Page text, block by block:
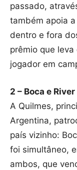
passado,
também apoia
dentro e fora
prêmio que
jogador em
2 – Boca e River
A Quilmes,
Argentina,
país vizinho:
foi simultâneo,
ambos, que